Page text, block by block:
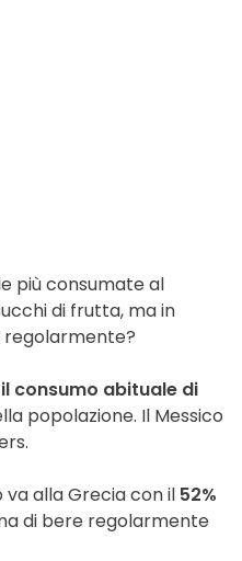
più consumate al
di frutta, ma in
regolarmente?
consumo abituale di
popolazione. Il Messico
va alla Grecia con il 52%
di bere regolarmente